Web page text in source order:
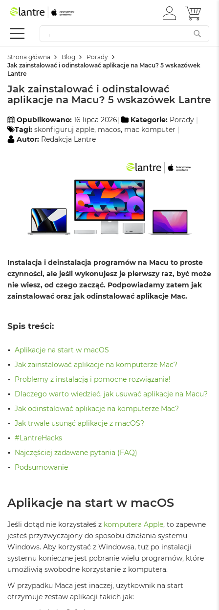
Apple
Festiwal
M
a
B
o
N
e
o
k
o
l
M
a
c
k
e
o
C
t
u
s
w
o
ż
ó
t
a
B
o
k
N
e
o
S
u
b
ZALOGUJ
SIĘ
MÓJ
Strona główna Blog
Porady
Jak zainstalować i odinstalować aplikacje na Macu? 5 wskazówek
Lantre
Jak zainstalować i odinstalować
aplikacje na Macu? 5 wskazówek Lantre
Opublikowano: 16 lipca 2026 Kategorie: Porady
Tagi: skonfiguruj apple, macos, mac komputer
Autor: Redakcja Lantre
Instalacja i deinstalacja programów na Macu to proste
czynności, ale jeśli wykonujesz je pierwszy raz, być może
nie wiesz, od czego zacząć. Podpowiadamy zatem jak
zainstalować oraz jak odinstalować aplikacje Mac.
Spis treści:
Aplikacje na start w macOS
Jak zainstalować aplikacje na komputerze Mac?
Problemy z instalacją i pomocne rozwiązania!
Dlaczego warto wiedzieć, jak usuwać aplikacje na Macu?
Jak odinstalować aplikacje na komputerze Mac?
Jak trwale usunąć aplikacje z macOS?
#LantreHacks
Najczęściej zadawane pytania (FAQ)
Podsumowanie
Aplikacje na start w macOS
Jeśli dotąd nie korzystałeś z komputera Apple, to zapewne
jesteś przyzwyczajony do sposobu działania systemu
Windows. Aby korzystać z Windowsa, tuż po instalacji
systemu konieczne jest pobranie wielu programów, które
umożliwią swobodne korzystanie z komputera.
W przypadku Maca jest inaczej, użytkownik na start
otrzymuje zestaw aplikacji takich jak: